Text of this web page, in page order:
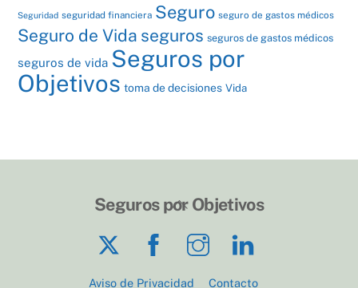
Seguridad seguridad financiera Seguro seguro de gastos médicos
Seguro de Vida seguros seguros de gastos médicos
seguros de vida Seguros por
Objetivos toma de decisiones Vida
Back
Top
Seguros por Objetivos
Twitter Facebook Instagram
Aviso de Privacidad Contacto